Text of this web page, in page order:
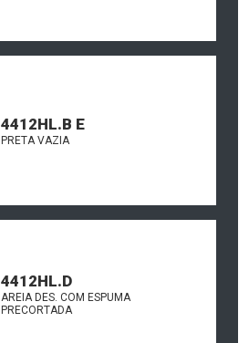
4412HL.B E
PRETA VAZIA
4412HL.D
AREIA DES. COM ESPUMA
PRECORTADA